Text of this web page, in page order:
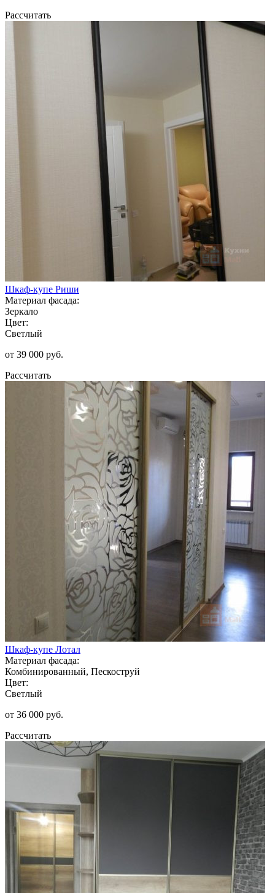
Рассчитать
Шкаф-купе Риши
Материал фасада:
Зеркало
Цвет:
Светлый
от 39 000 руб.
Рассчитать
Шкаф-купе Лотал
Материал фасада:
Комбинированный, Пескоструй
Цвет:
Светлый
от 36 000 руб.
Рассчитать